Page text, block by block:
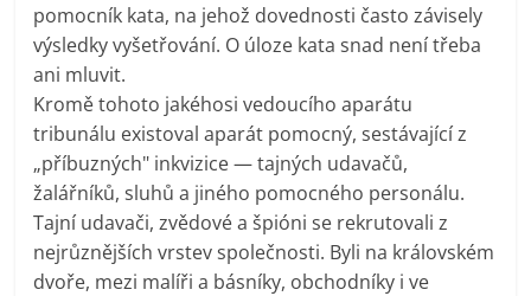
pomocník kata, na jehož dovednosti často závisely
výsledky vyšetřování. O úloze kata snad není třeba
ani mluvit.
Kromě tohoto jakéhosi vedoucího aparátu
tribunálu existoval aparát pomocný, sestávající z
„příbuzných" inkvizice — tajných udavačů,
žalářníků, sluhů a jiného pomocného personálu.
Tajní udavači, zvědové a špióni se rekrutovali z
nejrůznějších vrstev společnosti. Byli na královském
dvoře, mezi malíři a básníky, obchodníky i ve